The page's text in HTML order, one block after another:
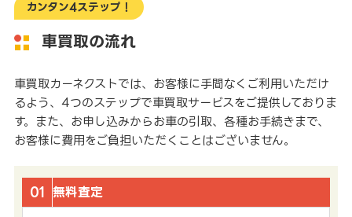
カンタン4ステップ！
車買取の流れ
車買取カーネクストでは、お客様に手間なくご利用いただけ
るよう、4つのステップで車買取サービスをご提供しておりま
す。また、お申し込みからお車の引取、各種お手続きまで、
お客様に費用をご負担いただくことはございません。
01 無料査定